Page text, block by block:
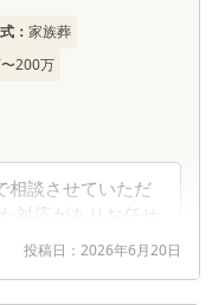
： 家族葬
200万
相談させていただ
対応がありお任せ
だいたAさんは、無
に説明して準備
投稿日： 2026年6月20日